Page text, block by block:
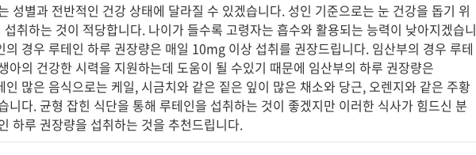
성별과 전반적인 건강 상태에 달라질 수 있겠습니다. 성인 기준으로는 눈 건강을 돕기 위
취하는 것이 적당합니다. 나이가 들수록 고령자는 흡수와 활용되는 능력이 낮아지겠습니
경우 루테인 하루 권장량은 매일 10mg 이상 섭취를 권장드립니다. 임산부의 경우 루테
아의 건강한 시력을 지원하는데 도움이 될 수있기 때문에 임산부의 하루 권장량은
많은 음식으로는 케일, 시금치와 같은 짙은 잎이 많은 채소와 당근, 오렌지와 같은 주황
니다. 균형 잡힌 식단을 통해 루테인을 섭취하는 것이 좋겠지만 이러한 식사가 힘드신 분
하루 권장량을 섭취하는 것을 추천드립니다.